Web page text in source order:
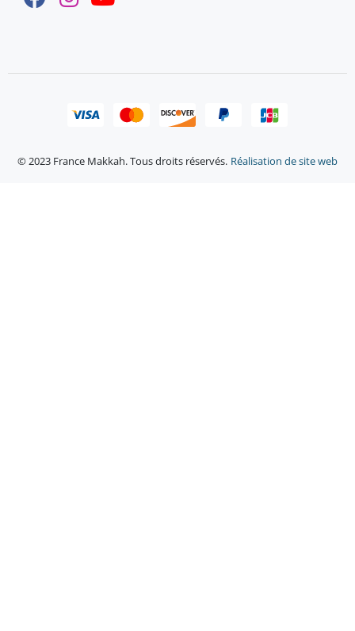
© 2023 France Makkah. Tous droits réservés. Réalisation de site web